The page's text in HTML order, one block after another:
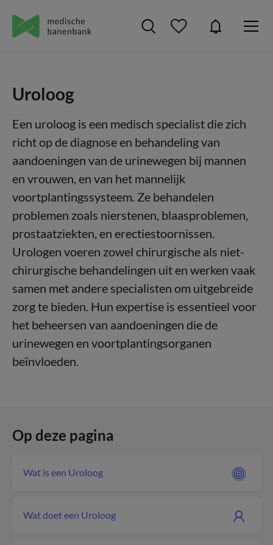
Uroloog
Een uroloog is een medisch specialist die zich
richt op de diagnose en behandeling van
aandoeningen van de urinewegen bij mannen
en vrouwen, en van het mannelijk
voortplantingssysteem. Ze behandelen
problemen zoals nierstenen, blaasproblemen,
prostaatziekten, en erectiestoornissen.
Urologen voeren zowel chirurgische als niet-
chirurgische behandelingen uit en werken vaak
samen met andere specialisten om uitgebreide
zorg te bieden. Hun expertise is essentieel voor
het beheersen van aandoeningen die de
urinewegen en voortplantingsorganen
beïnvloeden.
Op deze pagina
Wat is een Uroloog
Wat doet een Uroloog